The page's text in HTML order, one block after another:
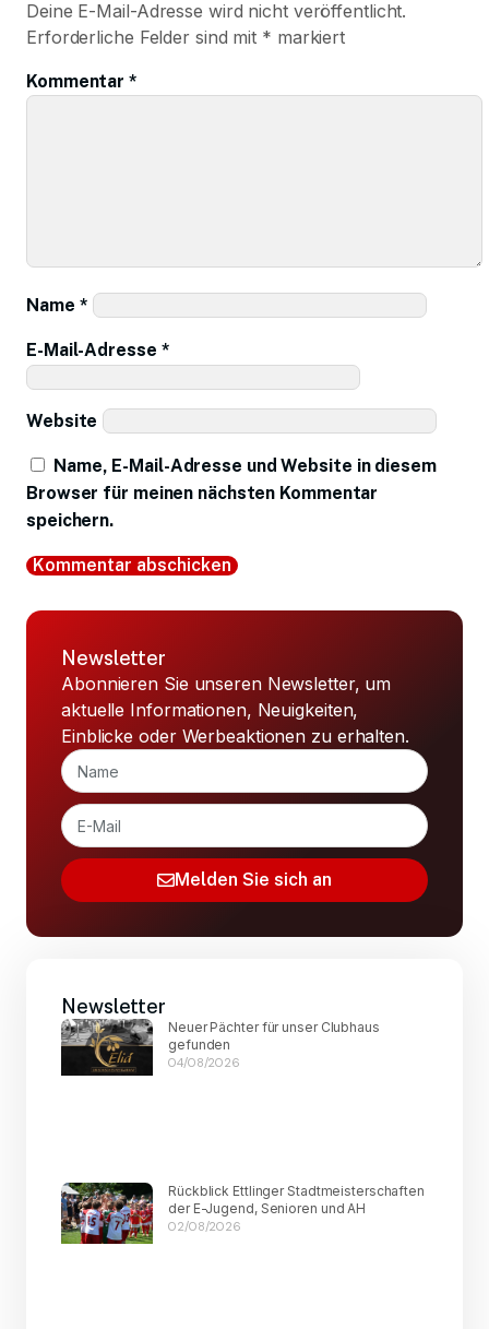
Deine E-Mail-Adresse wird nicht veröffentlicht.
Erforderliche Felder sind mit * markiert
Kommentar*
Name *
E-Mail-Adresse *
Website
Name, E-Mail-Adresse und Website in diesem
Browser für meinen nächsten Kommentar
speichern.
Newsletter
Abonnieren Sie unseren Newsletter, um
aktuelle Informationen, Neuigkeiten,
Einblicke oder Werbeaktionen zu erhalten.
Melden Sie sich an
Newsletter
Neuer Pächter für unser Clubhaus
gefunden
04/08/2026
Rückblick Ettlinger Stadtmeisterschaften
der E-Jugend, Senioren und AH
02/08/2026